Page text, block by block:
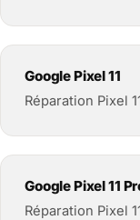
Google Pixel 11
Réparation Pixel
Google Pixel 11
Réparation Pixel